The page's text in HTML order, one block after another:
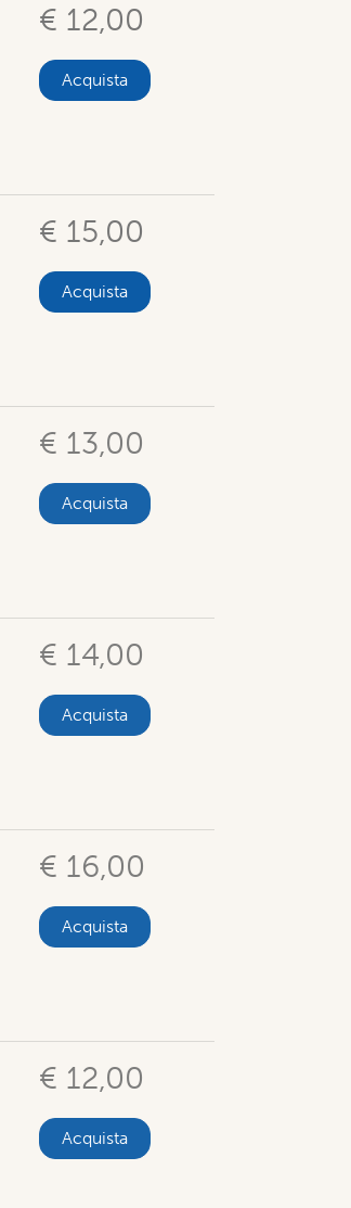
€ 12,00
Acquista
€ 15,00
Acquista
€ 13,00
Acquista
€ 14,00
Acquista
€ 16,00
Acquista
€ 12,00
Acquista